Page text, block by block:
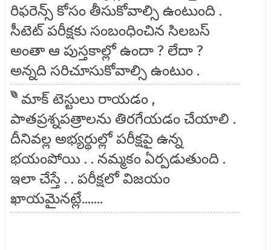
రిఫరెన్స్ కోసం తీసుకోవాల్సి ఉంటుంది .
సీటెట్ పరీక్షకు సంబంధించిన సిలబస్
అంతా ఆ పుస్తకాల్లో ఉందా ? లేదా ?
అన్నది సరిచూసుకోవాల్సి ఉంటుం .
మాక్ టెస్టులు రాయడం ,
పాతప్రశ్నపత్రాలను తిరగేయడం చేయాలి .
దీనివల్ల అభ్యర్థుల్లో పరీక్షపై ఉన్న
భయంపోయి . . నమ్మకం ఏర్పడుతుంది .
ఇలా చేస్తే . . పరీక్షలో విజయం
ఖాయమైనట్లే.......